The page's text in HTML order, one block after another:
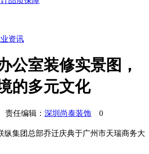
资讯
公室装修实景图，
的多元文化
责任编辑： 深圳尚泰装饰 0
纵集团总部乔迁庆典于广州市天瑞商务大